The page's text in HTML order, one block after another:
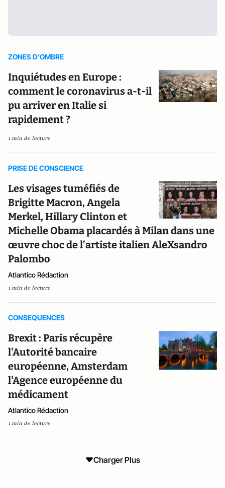
ZONES D'OMBRE
Inquiétudes en Europe :
comment le coronavirus a-t-il
pu arriver en Italie si
rapidement ?
1 min de lecture
PRISE DE CONSCIENCE
Les visages tuméfiés de
Brigitte Macron, Angela
Merkel, Hillary Clinton et
Michelle Obama placardés à Milan dans une
œuvre choc de l’artiste italien AleXsandro
Palombo
Atlantico Rédaction
1 min de lecture
CONSEQUENCES
Brexit : Paris récupère
l'Autorité bancaire
européenne, Amsterdam
l'Agence européenne du
médicament
Atlantico Rédaction
1 min de lecture
Charger Plus